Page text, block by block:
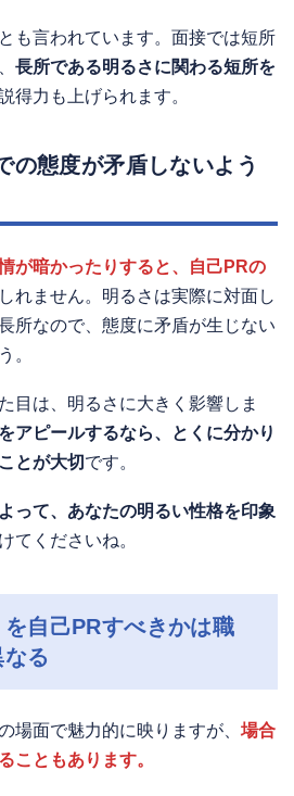
も言われています。面接では短所
長所である明るさに関わる短所を
得力も上げられます。
態度が矛盾しないよう
が暗かったりすると、自己PRの
れません。明るさは実際に対面し
所なので、態度に矛盾が生じない
。
目は、明るさに大きく影響しま
アピールするなら、とくに分かり
とが大切です。
って、あなたの明るい性格を印象
てくださいね。
を自己PRすべきかは職
る
場面で魅力的に映りますが、 場合
こともあります。